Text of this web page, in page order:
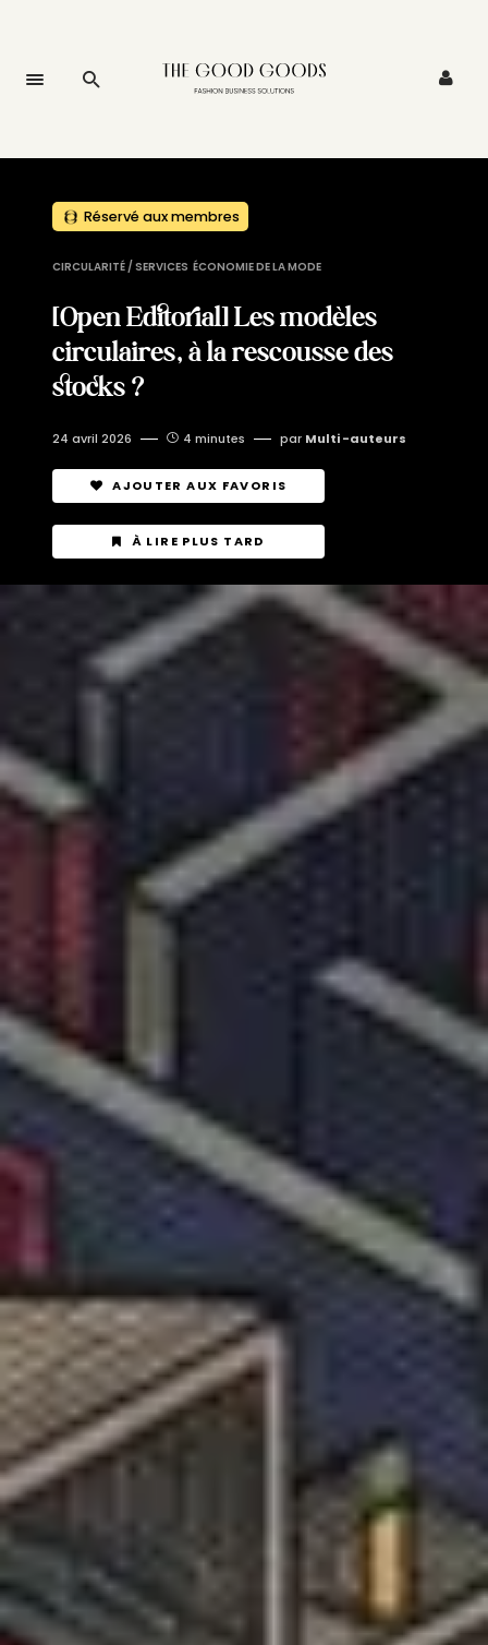
Réservé aux membres
CIRCULARITÉ / SERVICES ÉCONOMIE DE LA MODE
[Open Editorial] Les modèles
circulaires, à la rescousse des
stocks ?
24 avril 2026 4 minutes par Multi -auteurs
AJOUTER AUX FAVORIS
À LIRE PLUS TARD